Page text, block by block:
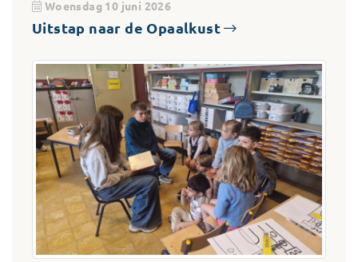
Woensdag 10 juni 2026
Uitstap naar de Opaalkust